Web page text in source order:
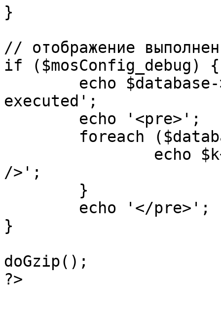
}
// отображение
if ($mosConfig_debug) {
executed';
/>';
}
doGzip();
?>